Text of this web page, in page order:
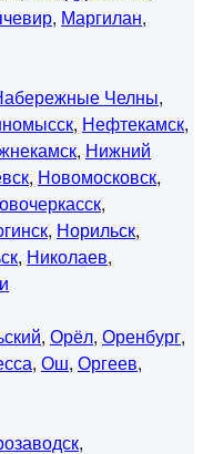
, Маргилан,
Челны,
, Нефтекамск,
, Нижний
, Новомосковск,
,
, Норильск,
, Николаев,
, Орёл, Оренбург,
, Ош, Оргеев,
,